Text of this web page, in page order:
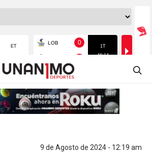
9 de Agosto de 2024 - 12:19 am